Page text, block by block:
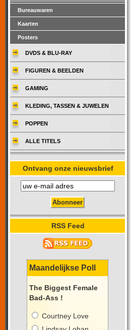
Bureauwaren
Kaarten
Posters
DVDS & BLU-RAY
FIGUREN & BEELDEN
GAMING
KLEDING, TASSEN & JUWELEN
POPPEN
ALLE TITELS
Ontvang onze nieuwsbrief
RSS Feed
Maandelijkse Poll
The Biggest Female
Bad-Ass !
Courtney Love